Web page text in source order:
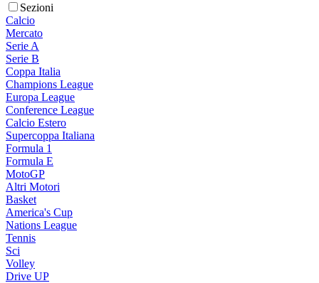
Sezioni
Calcio
Mercato
Serie A
Serie B
Coppa Italia
Champions League
Europa League
Conference League
Calcio Estero
Supercoppa Italiana
Formula 1
Formula E
MotoGP
Altri Motori
Basket
America's Cup
Nations League
Tennis
Sci
Volley
Drive UP